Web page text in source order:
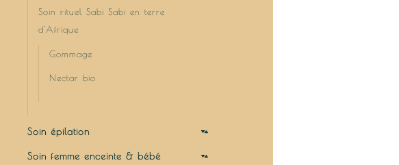
Soin rituel Sabi Sabi en terre
d'Afrique
Gommage
Nectar bio
Soin épilation
Soins gommants pré-épilatoires
Soin femme enceinte & bébé